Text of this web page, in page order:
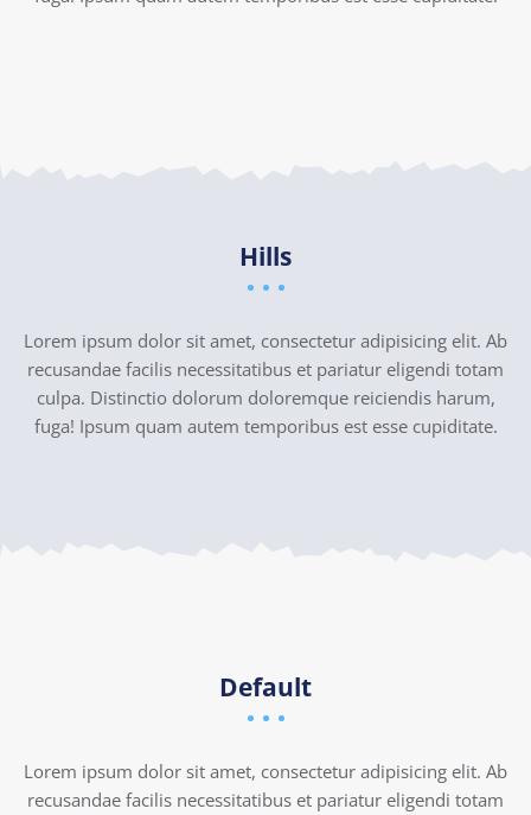
Hills
Lorem ipsum dolor sit amet, consectetur adipisicing elit. Ab
recusandae facilis necessitatibus et pariatur eligendi totam
culpa. Distinctio dolorum doloremque reiciendis harum,
fuga! Ipsum quam autem temporibus est esse cupiditate.
Default
Lorem ipsum dolor sit amet, consectetur adipisicing elit. Ab
recusandae facilis necessitatibus et pariatur eligendi totam